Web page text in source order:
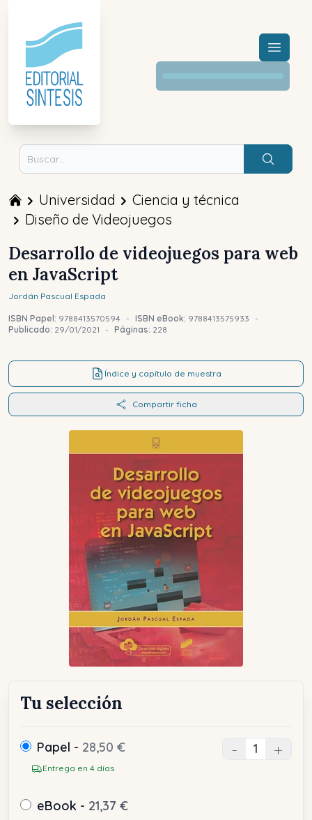
Menú
Buscar
Universidad
Ciencia y técnica
Diseño de Videojuegos
Desarrollo de videojuegos para web
en JavaScript
Jordán Pascual Espada
ISBN Papel: 9788413570594 - ISBN eBook: 9788413575933
-
Publicado: 29/01/2021 - Páginas: 228
Índice y capítulo de muestra
Compartir ficha
Tu selección
Papel - 28,50 €
Entrega en 4 días
- +
eBook - 21,37 €